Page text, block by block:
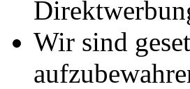
Wir sind